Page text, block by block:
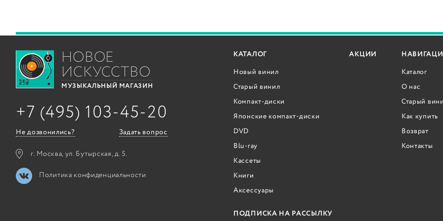
НОВОЕ
ИСКУССТВО
МУЗЫКАЛЬНЫЙ МАГАЗИН
+7 (495) 103-45-20
Не дозвонились? Задать вопрос
г. Москва, ул. Бутырская, д. 5.
Политика конфиденциальности
КАТАЛОГ
Новый винил
Старый винил
Компакт-диски
Японские компакт-диски
DVD
Blu-ray
Кассеты
Книги
Аксессуары
АКЦИИ
Каталог
О нас
Старый
Как купить
Возврат
Контакты
ПОДПИСКА НА РАССЫЛКУ